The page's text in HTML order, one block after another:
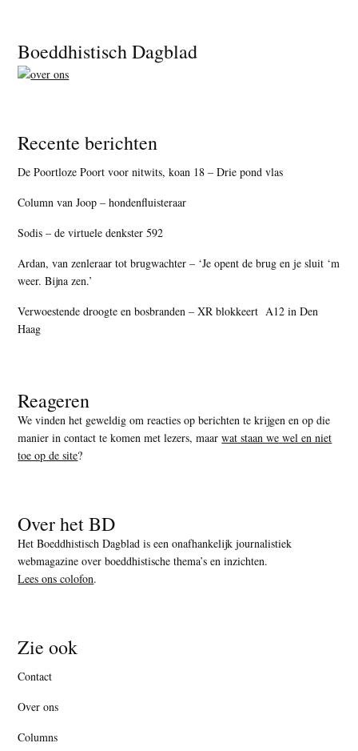
Footer
Boeddhistisch Dagblad
Recente berichten
De Poortloze Poort voor nitwits, koan 18 – Drie pond vlas
Column van Joop – hondenfluisteraar
Sodis – de virtuele denkster 592
Ardan, van zenleraar tot brugwachter – ‘Je opent de brug en je sluit ‘m
weer. Bijna zen.’
Verwoestende droogte en bosbranden – XR blokkeert A12 in Den
Haag
Reageren
We vinden het geweldig om reacties op berichten te krijgen en op die
manier in contact te komen met lezers, maarwat staan we wel en niet
toe op de site?
Over het BD
Het Boeddhistisch Dagblad is een onafhankelijk journalistiek
webmagazine over boeddhistische thema’s en inzichten.
Lees ons colofon.
Zie ook
Contact
Over ons
Columns